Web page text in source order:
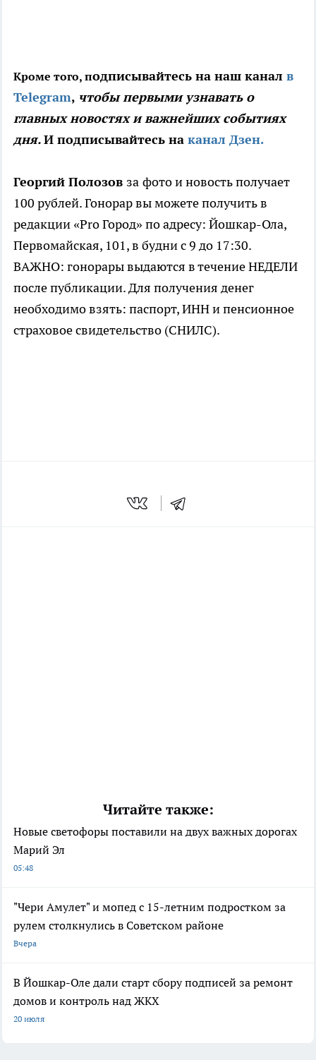
Кроме того, подписывайтесь на наш канал в
Telegram, чтобы первыми узнавать о
главных новостях и важнейших событиях
дня.И подписывайтесь на канал Дзен.
Георгий Полозов за фото и новость получает
100 рублей. Гонорар вы можете получить в
редакции «Pro Город» по адресу: Йошкар-Ола,
Первомайская, 101, в будни с 9 до 17:30.
ВАЖНО: гонорары выдаются в течение НЕДЕЛИ
после публикации. Для получения денег
необходимо взять: паспорт, ИНН и пенсионное
страховое свидетельство (СНИЛС).
Читайте также:
Новые светофоры поставили на двух важных дорогах
Марий Эл
05:48
"Чери Амулет" и мопед с 15-летним подростком за
рулем столкнулись в Советском районе
Вчера
В Йошкар-Оле дали старт сбору подписей за ремонт
домов и контроль над ЖКХ
20 июля